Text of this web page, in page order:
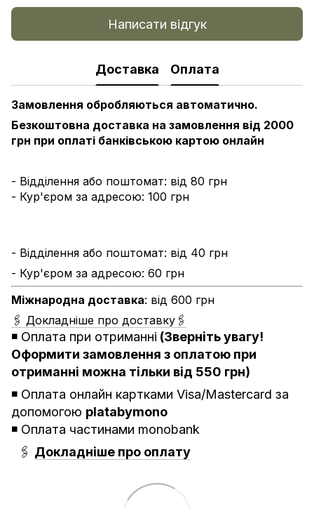
Написати відгук
Доставка Оплата
Замовлення обробляються автоматично.
Безкоштовна доставка на замовлення від 2000
грн при оплаті банківською картою онлайн
- Відділення або поштомат: від 80 грн
- Кур'єром за адресою: 100 грн
- Відділення або поштомат: від 40 грн
- Кур'єром за адресою: 60 грн
Міжнародна доставка: від 600 грн
🖇 Докладніше про доставку🖇
◾️ Оплата при отриманні (Зверніть увагу!
Оформити замовлення з оплатою при
отриманні можна тільки від 550 грн)
◾️ Оплата онлайн картками Visa/Mastercard за
допомогою platabymono
◾️ Оплата частинами monobank
🖇 Докладніше про оплату